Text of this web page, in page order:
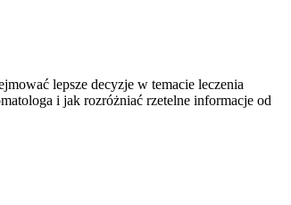
lepsze decyzje w temacie leczenia
i jak rozróżniać rzetelne informacje od